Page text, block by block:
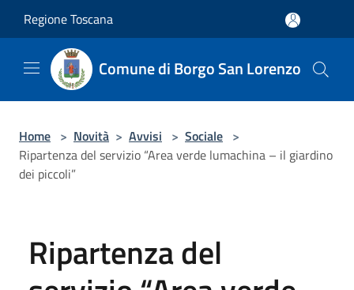
Regione Toscana
Comune di Borgo San Lorenzo
Home > Novità > Avvisi > Sociale >
Ripartenza del servizio “Area verde lumachina – il giardino
dei piccoli”
Ripartenza del